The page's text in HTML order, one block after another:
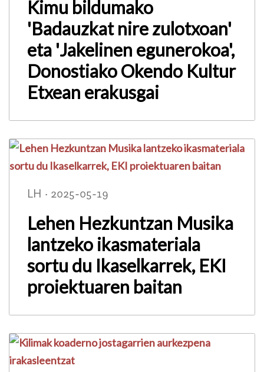
Kimu bildumako
'Badauzkat nire zulotxoan'
eta 'Jakelinen egunerokoa',
Donostiako Okendo Kultur
Etxean erakusgai
LH · 2025-05-19
Lehen Hezkuntzan Musika
lantzeko ikasmateriala
sortu du Ikaselkarrek, EKI
proiektuaren baitan